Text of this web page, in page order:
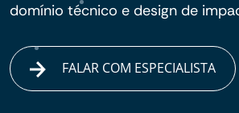
domínio técnico e design de
FALAR COM ESPECIALISTA